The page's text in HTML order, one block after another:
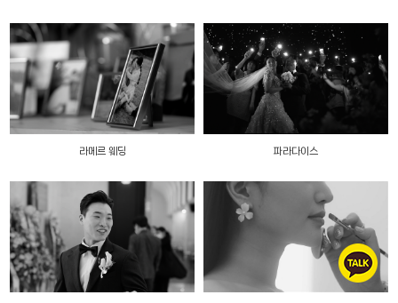
라메르 웨딩 파라다이스